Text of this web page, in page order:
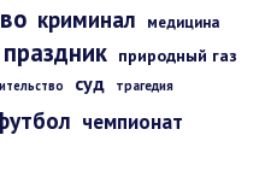
криминал медицина
праздник природный газ
суд трагедия
чемпионат